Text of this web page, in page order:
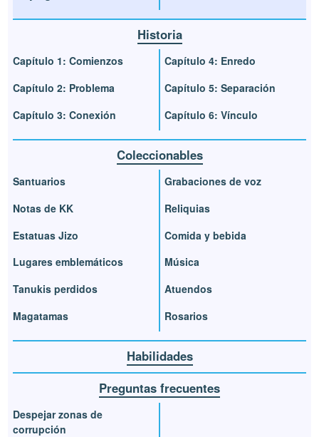
Historia
Capítulo 1: Comienzos
Capítulo 2: Problema
Capítulo 3: Conexión
Capítulo 4: Enredo
Capítulo 5: Separación
Capítulo 6: Vínculo
Coleccionables
Santuarios
Notas de KK
Estatuas Jizo
Lugares emblemáticos
Tanukis perdidos
Magatamas
Grabaciones de voz
Reliquias
Comida y bebida
Música
Atuendos
Rosarios
Habilidades
Preguntas frecuentes
Despejar zonas de
corrupción